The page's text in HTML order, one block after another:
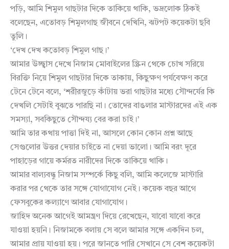
পড়ি, আমি শিমুল গাছটার দিকে তাকিয়ে থাকি, ভদ্রলোক ঠিকই
বলেছেন, এতোবড় শিমুলগাছ জীবনে দেখিনি, ঝটপট কয়েকটা ছবি
তুলি।
‘দেখ দেখ কতোবড় শিমুল গাছ।’
আমার উচ্ছ্বাস দেখে নিজাম মোবাইলের স্ক্রিন থেকে চোখ সরিয়ে
বিরক্তি নিয়ে শিমুল গাছটার দিকে তাকায়, কিছুক্ষণ পর্যবেক্ষণ করে
টেনে টেনে বলে, ‘শরীরজুড়ে কাঁটায় ভরা গাছটার মধ্যে সৌন্দর্যের কি
দেখলি সেটাই বুঝতে পারছি না। তোদের বাঙলার মাস্টারদের এই এক
সমস্যা, সবকিছুতে সৌন্দয্য বের করা চাই।’
আমি তার কথায় পাত্তা দিই না, আসলে কোন কোন প্রশ্ন আছে
সেগুলোর উত্তর দেয়ার চাইতে না দেয়া ভালো। আমি বরং দূরে
পাহাড়ের গায়ে কর্মরত নারীদের দিকে তাকিয়ে থাকি।
আমার বাল্যবন্ধু নিজাম সম্পর্কে কিছু বলি, আমি কলেজে মাস্টারি
করার পর থেকে তার সঙ্গে যোগাযোগ নেই। কয়েক বছর আগে
ফেসবুকের কল্যাণে আবার যোগাযোগ।
জাহিদ অনেক আগেই আমন্ত্রণ দিয়ে রেখেছেন, যাবো যাবো করে
যাওয়া হয়নি। নিজামকে বলায় সে বলে আমার সঙ্গে একদিন চল,
আমার প্রায় যাওয়া হয়। পরে জানতে পারি সেখানে সে বেশ কয়েকটা